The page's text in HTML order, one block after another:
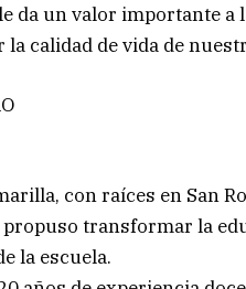
da un valor importante a
la calidad de vida de
con raíces en San
transformar la
la escuela.